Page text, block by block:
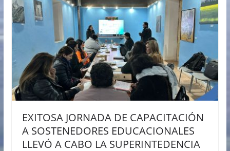
EXITOSA JORNADA DE CAPACITACIÓN
A SOSTENEDORES EDUCACIONALES
LLEVÓ A CABO LA SUPERINTEDENCIA